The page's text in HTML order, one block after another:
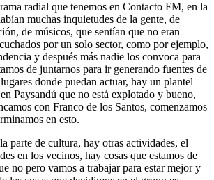
radial que tenemos en Contacto FM, en la
muchas inquietudes de la gente, de
de músicos, que sentían que no eran
por un solo sector, como por ejemplo,
y después más nadie los convoca para
de juntarnos para ir generando fuentes de
donde puedan actuar, hay un plantel
Paysandú que no está explotado y bueno,
con Franco de los Santos, comenzamos
en esto.
parte de cultura, hay otras actividades, el
en los vecinos, hay cosas que estamos de
no pero vamos a trabajar para estar mejor y